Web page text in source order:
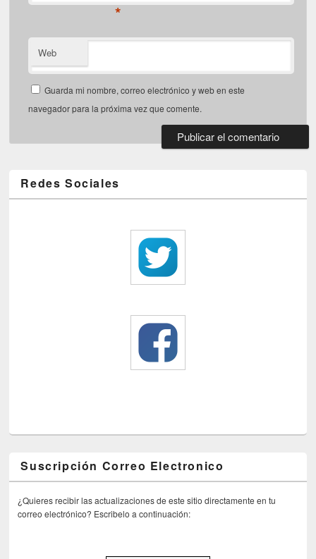
*
Web
Guarda mi nombre, correo electrónico y web en este
navegador para la próxima vez que comente.
Redes Sociales
Suscripción Correo Electronico
¿Quieres recibir las actualizaciones de este sitio directamente en tu
correo electrónico? Escribelo a continuación: